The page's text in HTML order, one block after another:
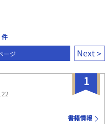
件
ージ Next
1
書籍情報